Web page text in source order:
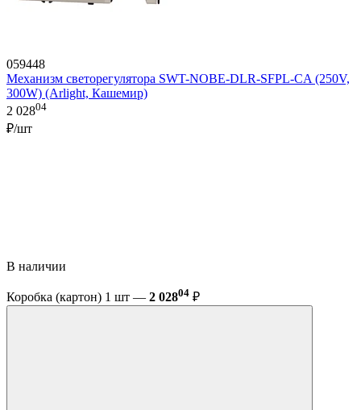
059448
Механизм светорегулятора SWT-NOBE-DLR-SFPL-CA (250V,
300W) (Arlight, Кашемир)
2 02804
₽/шт
В наличии
Коробка (картон) 1 шт — 2 02804 ₽